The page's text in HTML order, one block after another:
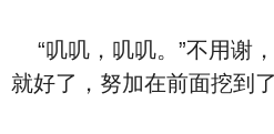
“叽叽，叽叽。”不用谢
就好了，努加在前面挖到